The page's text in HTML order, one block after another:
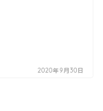
2020年9月30日